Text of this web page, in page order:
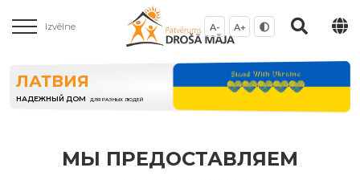
Izvēlne A- A+
ЛАТВИЯ
НАДЕЖНЫЙ ДОМ ДЛЯ РАЗНЫХ ЛЮДЕЙ
МЫ ПРЕДОСТАВЛЯЕМ